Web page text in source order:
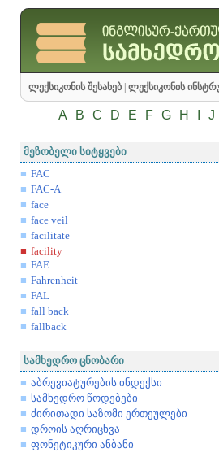
ლექსიკონის შესახებ ლექსიკონის
A B C D E F G H J
მეზობელი სიტყვები
FAC
FAC-A
face
face veil
facilitate
facility
FAE
Fahrenheit
FAL
fall back
fallback
სამხედრო ცნობარი
აბრევიატურების ინდექსი
სამხედრო წოდებები
ძირითადი საზომი ერთეულები
დროის აღრიცხვა
ფონეტიკური ანბანი